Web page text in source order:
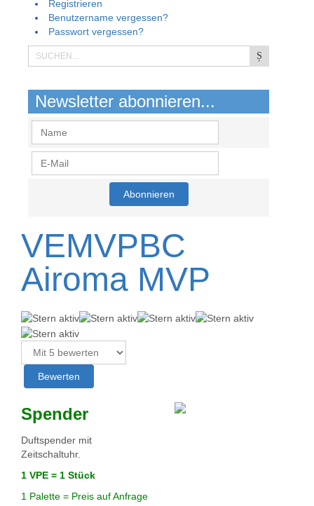
Registrieren
Benutzername vergessen?
Passwort vergessen?
Newsletter abonnieren...
VEMVPBC
Airoma MVP
B
e
n
:
5
/
Bitte
bewerten
Spender
Duftspender mit
Zeitschaltuhr.
1 VPE = 1 Stück
1 Palette = Preis auf Anfrage